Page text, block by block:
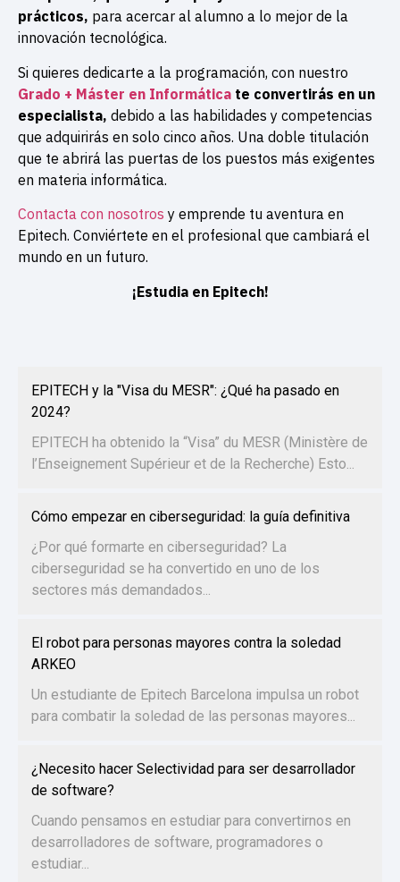
prácticos, para acercar al alumno a lo mejor de la
innovación tecnológica.
Si quieres dedicarte a la programación, con nuestro
Grado + Máster en Informática te convertirás en un
especialista, debido a las habilidades y competencias
que adquirirás en solo cinco años. Una doble titulación
que te abrirá las puertas de los puestos más exigentes
en materia informática.
Contacta con nosotros y emprende tu aventura en
Epitech. Conviértete en el profesional que cambiará el
mundo en un futuro.
¡Estudia en Epitech!
EPITECH y la "Visa du MESR": ¿Qué ha pasado en
2024?
EPITECH ha obtenido la “Visa” du MESR (Ministère de
l’Enseignement Supérieur et de la Recherche) Esto...
Cómo empezar en ciberseguridad: la guía definitiva
¿Por qué formarte en ciberseguridad? La
ciberseguridad se ha convertido en uno de los
sectores más demandados...
El robot para personas mayores contra la soledad
ARKEO
Un estudiante de Epitech Barcelona impulsa un robot
para combatir la soledad de las personas mayores...
¿Necesito hacer Selectividad para ser desarrollador
de software?
Cuando pensamos en estudiar para convertirnos en
desarrolladores de software, programadores o
estudiar...